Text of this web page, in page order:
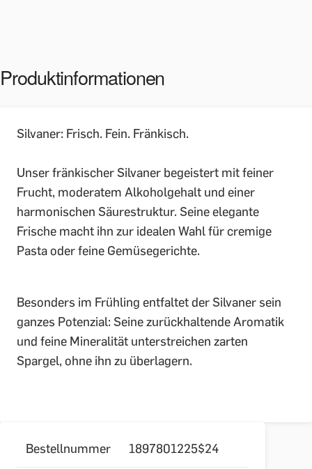
Produktinformationen
Silvaner: Frisch. Fein. Fränkisch.
Unser fränkischer Silvaner begeistert mit feiner
Frucht, moderatem Alkoholgehalt und einer
harmonischen Säurestruktur. Seine elegante
Frische macht ihn zur idealen Wahl für cremige
Pasta oder feine Gemüsegerichte.
Besonders im Frühling entfaltet der Silvaner sein
ganzes Potenzial: Seine zurückhaltende Aromatik
und feine Mineralität unterstreichen zarten
Spargel, ohne ihn zu überlagern.
Bestellnummer 1897801225$24